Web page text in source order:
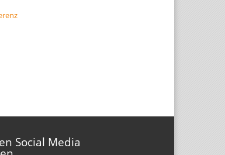
Social Media